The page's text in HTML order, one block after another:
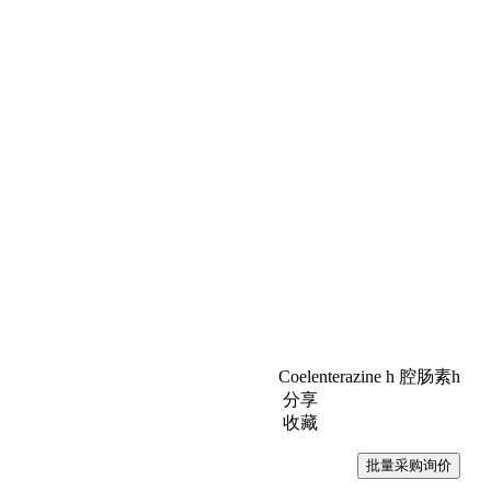
Coelenterazine h 腔肠素h
分享
收藏
批量采购询价